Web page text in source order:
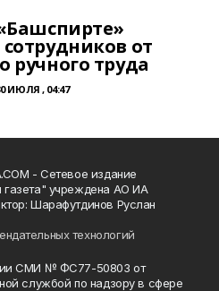
от
ручного труда
ИЮЛЯ , 04:47
- Сетевое издание
газета" учреждена АО ИА
Шарафутдинов Руслан
технологий
СМИ № ФС77-50803 от
службой по надзору в сфере